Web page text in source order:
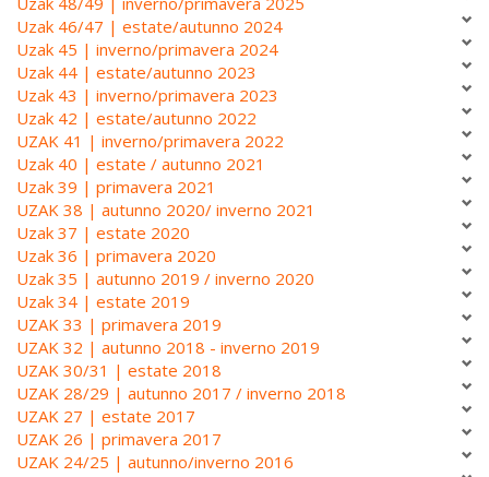
Uzak 46/47 | estate/autunno 2024
Uzak 45 | inverno/primavera 2024
Uzak 44 | estate/autunno 2023
Uzak 43 | inverno/primavera 2023
Uzak 42 | estate/autunno 2022
UZAK 41 | inverno/primavera 2022
Uzak 40 | estate / autunno 2021
Uzak 39 | primavera 2021
UZAK 38 | autunno 2020/ inverno 2021
Uzak 37 | estate 2020
Uzak 36 | primavera 2020
Uzak 35 | autunno 2019 / inverno 2020
Uzak 34 | estate 2019
UZAK 33 | primavera 2019
UZAK 32 | autunno 2018 - inverno 2019
UZAK 30/31 | estate 2018
UZAK 28/29 | autunno 2017 / inverno 2018
UZAK 27 | estate 2017
UZAK 26 | primavera 2017
UZAK 24/25 | autunno/inverno 2016